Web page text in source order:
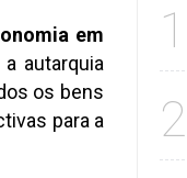
em
autarquia
os bens
para a
1
2